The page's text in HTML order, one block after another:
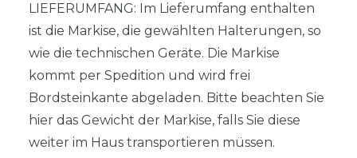
LIEFERUMFANG: Im Lieferumfang enthalten
ist die Markise, die gewählten Halterungen, so
wie die technischen Geräte. Die Markise
kommt per Spedition und wird frei
Bordsteinkante abgeladen. Bitte beachten Sie
hier das Gewicht der Markise, falls Sie diese
weiter im Haus transportieren müssen.